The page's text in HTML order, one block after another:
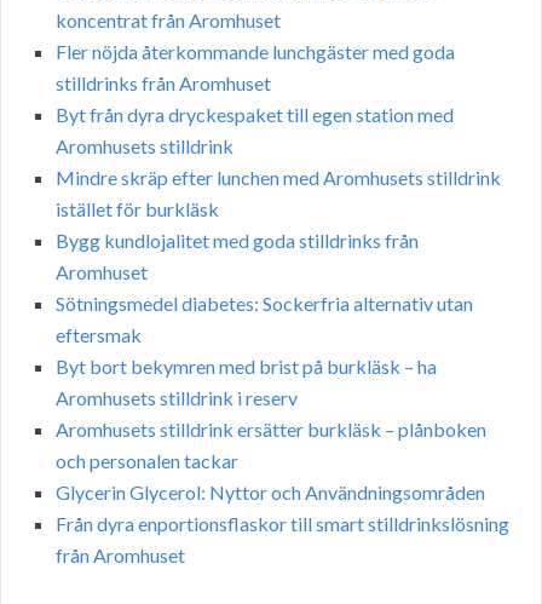
koncentrat från Aromhuset
Fler nöjda återkommande lunchgäster med goda
stilldrinks från Aromhuset
Byt från dyra dryckespaket till egen station med
Aromhusets stilldrink
Mindre skräp efter lunchen med Aromhusets stilldrink
istället för burkläsk
Bygg kundlojalitet med goda stilldrinks från
Aromhuset
Sötningsmedel diabetes: Sockerfria alternativ utan
eftersmak
Byt bort bekymren med brist på burkläsk – ha
Aromhusets stilldrink i reserv
Aromhusets stilldrink ersätter burkläsk – plånboken
och personalen tackar
Glycerin Glycerol: Nyttor och Användningsområden
Från dyra enportionsflaskor till smart stilldrinkslösning
från Aromhuset